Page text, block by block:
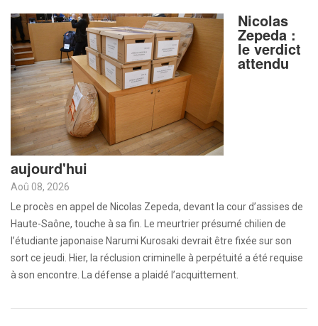
Nicolas
Zepeda :
le verdict
attendu
aujourd'hui
Aoû 08, 2026
Le procès en appel de Nicolas Zepeda, devant la cour d’assises de
Haute-Saône, touche à sa fin. Le meurtrier présumé chilien de
l’étudiante japonaise Narumi Kurosaki devrait être fixée sur son
sort ce jeudi. Hier, la réclusion criminelle à perpétuité a été requise
à son encontre. La défense a plaidé l’acquittement.